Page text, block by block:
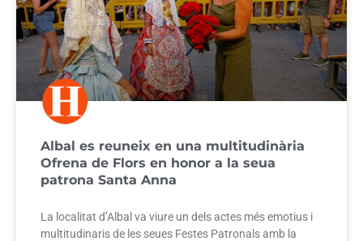
Albal es reuneix en una multitudinària
Ofrena de Flors en honor a la seua
patrona Santa Anna
La localitat d’Albal va viure un dels actes més emotius i
multitudinaris de les seues Festes Patronals amb la